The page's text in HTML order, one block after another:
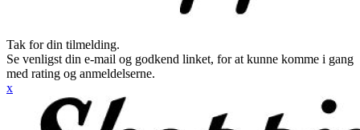
Tak for din tilmelding.
Se venligst din e-mail og godkend linket, for at kunne komme i gang
med rating og anmeldelserne.
x